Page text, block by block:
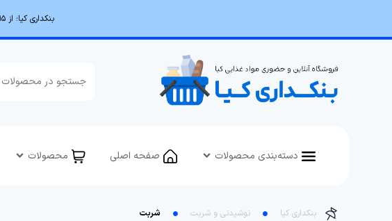
بنکداری کیا؛ از ۱۵ فروردین تا ۱۵ خرداد، خرید بالای 50میلیون تومان رایگان شد!
دسته‌بندی محصولات صفحه اصلی محصولات
بنکداری کیا نوشیدنی و شربت شربت